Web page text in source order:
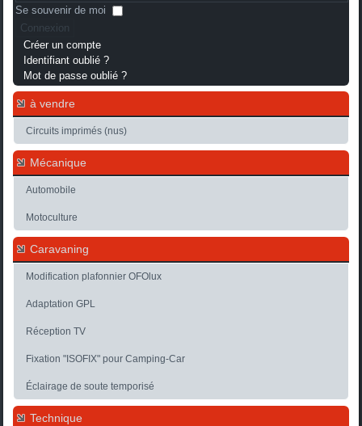
Se souvenir de moi
Connexion
Créer un compte
Identifiant oublié ?
Mot de passe oublié ?
à vendre
Circuits imprimés (nus)
Mécanique
Automobile
Motoculture
Caravaning
Modification plafonnier OFOlux
Adaptation GPL
Réception TV
Fixation "ISOFIX" pour Camping-Car
Éclairage de soute temporisé
Technique